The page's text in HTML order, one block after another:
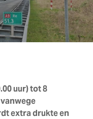
uur) tot 8
extra drukte en